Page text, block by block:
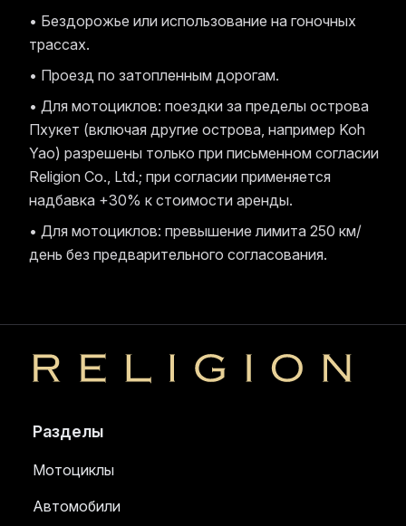
• Бездорожье или использование на гоночных
трассах.
• Проезд по затопленным дорогам.
• Для мотоциклов: поездки за пределы острова
Пхукет (включая другие острова, например Koh
Yao) разрешены только при письменном согласии
Religion Co., Ltd.; при согласии применяется
надбавка +30% к стоимости аренды.
• Для мотоциклов: превышение лимита 250 км/
день без предварительного согласования.
Religion
Разделы
Мотоциклы
Автомобили